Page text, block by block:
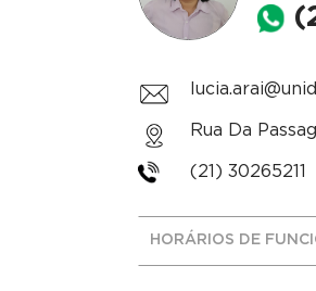
Rua Da
(21) 30265211
HORÁRIOS DE